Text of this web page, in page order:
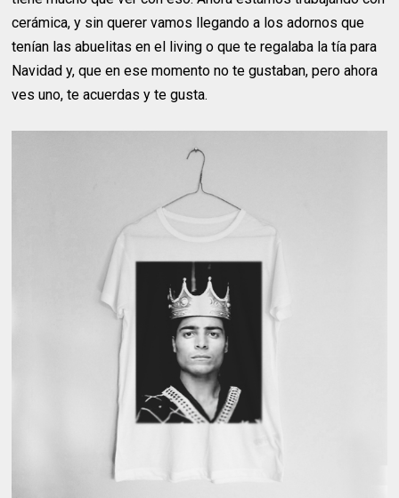
cerámica, y sin querer vamos llegando a los adornos que
tenían las abuelitas en el living o que te regalaba la tía para
Navidad y, que en ese momento no te gustaban, pero ahora
ves uno, te acuerdas y te gusta.